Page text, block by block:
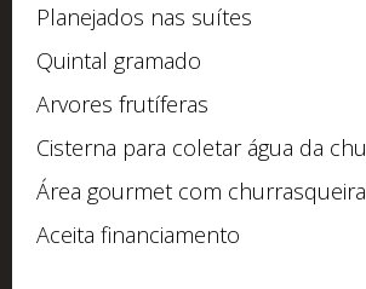
Planejados nas suítes
Quintal gramado
Arvores frutíferas
Cisterna para coletar água da
Área gourmet com churrasqueira
Aceita financiamento